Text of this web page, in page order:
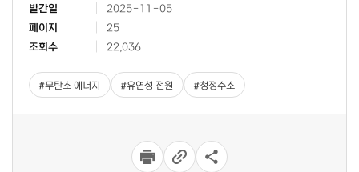
발간일
2025-11-05
페이지
25
조회수
22,036
#무탄소 에너지 #유연성 전원 #청정수소